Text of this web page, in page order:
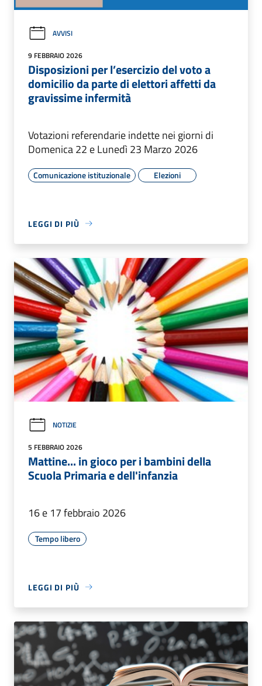
AVVISI
9 FEBBRAIO 2026
Disposizioni per l’esercizio del voto a
domicilio da parte di elettori affetti da
gravissime infermità
Votazioni referendarie indette nei giorni di
Domenica 22 e Lunedì 23 Marzo 2026
Comunicazione istituzionale Elezioni
LEGGI DI PIÙ
NOTIZIE
5 FEBBRAIO 2026
Mattine... in gioco per i bambini della
Scuola Primaria e dell'infanzia
16 e 17 febbraio 2026
Tempo libero
LEGGI DI PIÙ